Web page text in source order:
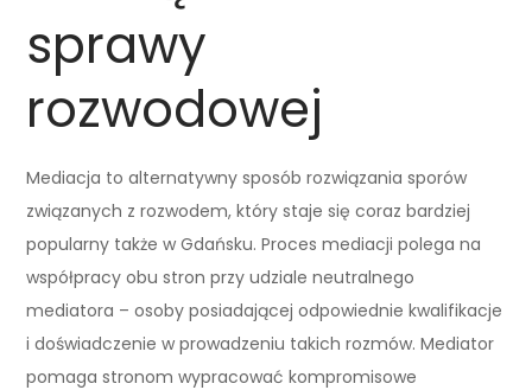
sprawy
rozwodowej
Mediacja to alternatywny sposób rozwiązania sporów
związanych z rozwodem, który staje się coraz bardziej
popularny także w Gdańsku. Proces mediacji polega na
współpracy obu stron przy udziale neutralnego
mediatora – osoby posiadającej odpowiednie kwalifikacje
i doświadczenie w prowadzeniu takich rozmów. Mediator
pomaga stronom wypracować kompromisowe